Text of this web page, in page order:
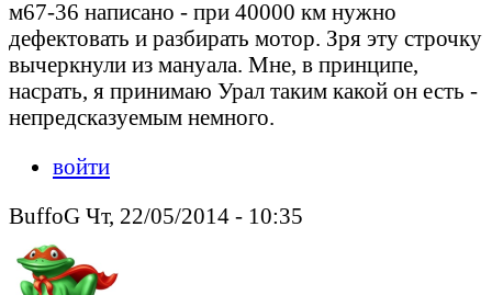
м67-36 написано - при 40000 км нужно
дефектовать и разбирать мотор. Зря эту строчку
вычеркнули из мануала. Мне, в принципе,
насрать, я принимаю Урал таким какой он есть -
непредсказуемым немного.
войти
BuffoG Чт, 22/05/2014 - 10:35